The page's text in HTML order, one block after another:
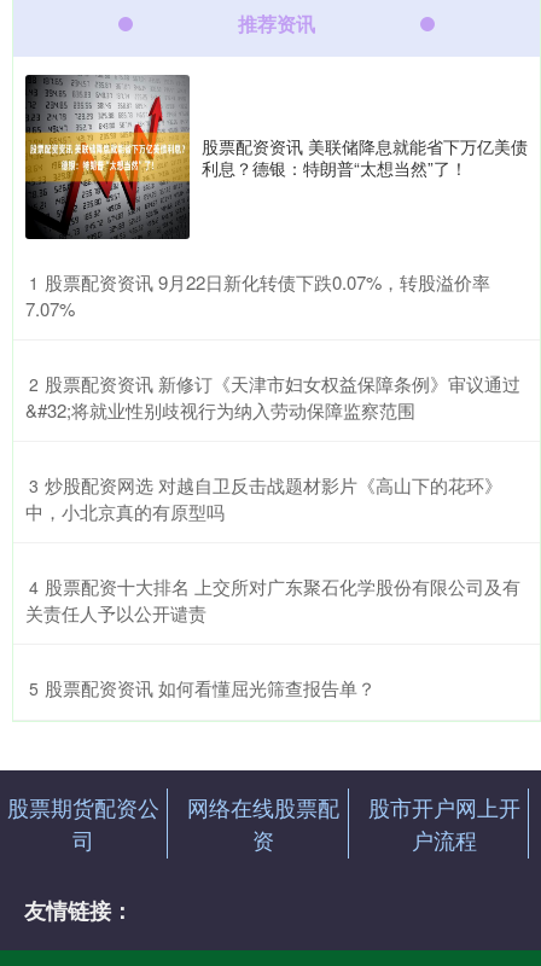
推荐资讯
股票配资资讯 美联储降息就能省下万亿美债
利息？德银：特朗普“太想当然”了！
1 ​股票配资资讯 9月22日新化转债下跌0.07%，转股溢价率
7.07%
2 ​股票配资资讯 新修订《天津市妇女权益保障条例》审议通过
&#32;将就业性别歧视行为纳入劳动保障监察范围
3 ​炒股配资网选 对越自卫反击战题材影片《高山下的花环》
中，小北京真的有原型吗
4 ​股票配资十大排名 上交所对广东聚石化学股份有限公司及有
关责任人予以公开谴责
5 ​股票配资资讯 如何看懂屈光筛查报告单？
股票期货配资公
司
网络在线股票配
资
股市开户网上开
户流程
友情链接：